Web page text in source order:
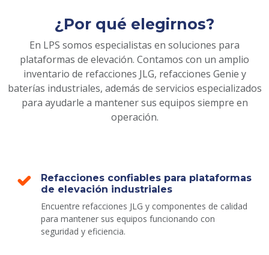
¿Por qué elegirnos?
En LPS somos especialistas en soluciones para
plataformas de elevación. Contamos con un amplio
inventario de refacciones JLG, refacciones Genie y
baterías industriales, además de servicios especializados
para ayudarle a mantener sus equipos siempre en
operación.
Refacciones confiables para plataformas
de elevación industriales
Encuentre refacciones JLG y componentes de calidad
para mantener sus equipos funcionando con
seguridad y eficiencia.